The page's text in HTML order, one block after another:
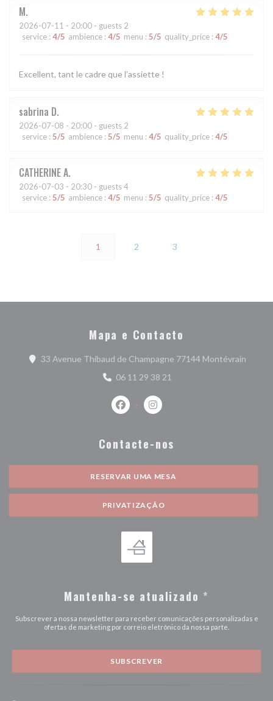
M
2026-07-11 - 20:00 - guests 2
service : 4/5 ambience : 4/5 menu : 5/5 quality_price : 4/5
Excellent, tant le cadre que l’assiette !
sabrina D
2026-07-08 - 20:00 - guests 2
service : 5/5 ambience : 5/5 menu : 4/5 quality_price : 4/5
CATHERINEA
2026-07-03 - 20:30 - guests 4
service : 5/5 ambience : 4/5 menu : 5/5 quality_price : 4/5
1 2 3
Mapa e Contacto
33 Avenue Thibaud de Champagne 77144 Montévrain
06 11 29 38 21
Facebook ((abre numa nova janela))
Instagram ((abre numa nova
Contacte-nos
RESERVAR UMA MESA
PRIVATIZAÇÃO
Mantenha-se atualizado *
Subscrever a nossa newsletter para receber comunicações personalizadas e
ofertas de marketing por correio eletrónico da nossa parte.
SUBSCREVER